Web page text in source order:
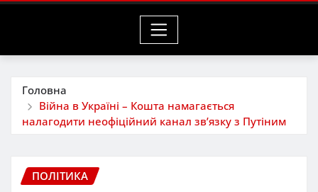
Головна
Війна в Україні – Кошта намагається
налагодити неофіційний канал зв’язку з Путіним
ПОЛІТИКА